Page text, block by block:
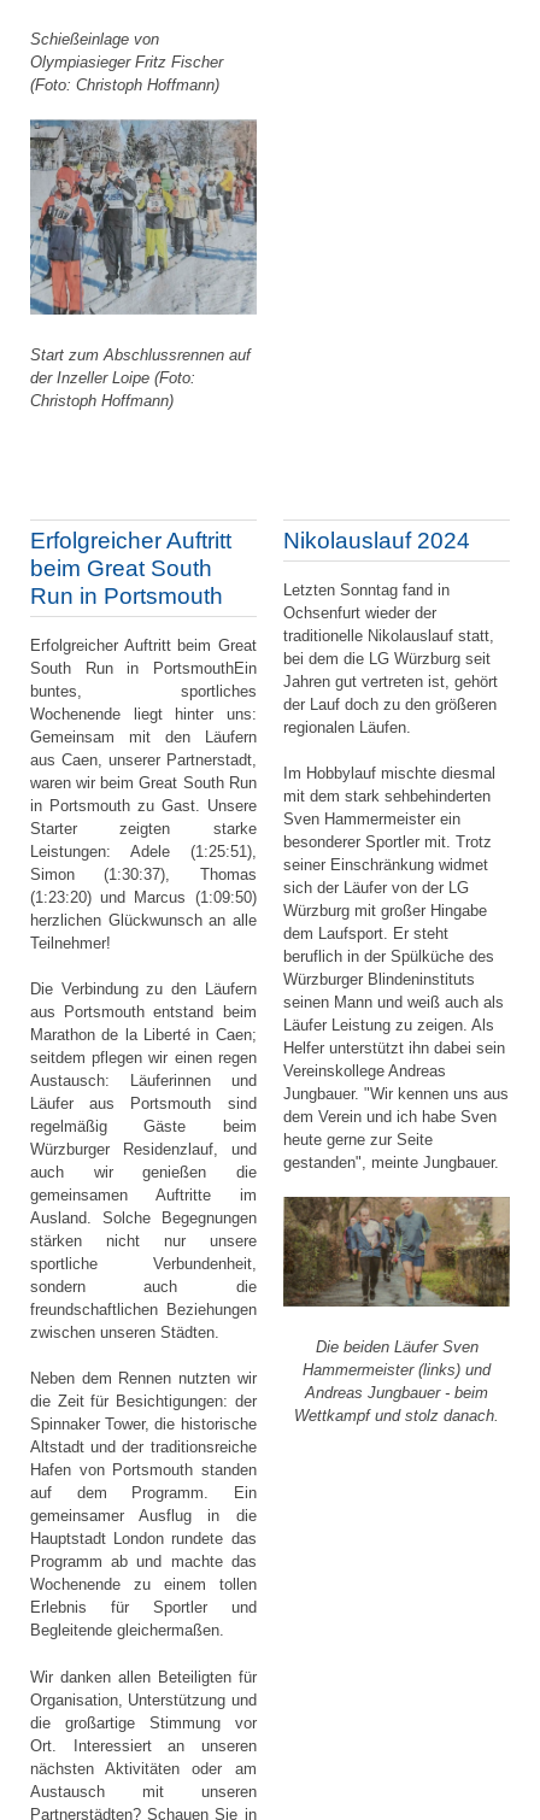
Schießeinlage von
Olympiasieger Fritz Fischer
(Foto: Christoph Hoffmann)
Start zum Abschlussrennen auf
der Inzeller Loipe (Foto:
Christoph Hoffmann)
Erfolgreicher Auftritt
beim Great South
Run in Portsmouth
Erfolgreicher Auftritt beim Great
South Run in PortsmouthEin
buntes, sportliches
Wochenende liegt hinter uns:
Gemeinsam mit den Läufern
aus Caen, unserer Partnerstadt,
waren wir beim Great South Run
in Portsmouth zu Gast. Unsere
Starter zeigten starke
Leistungen: Adele (1:25:51),
Simon (1:30:37), Thomas
(1:23:20) und Marcus (1:09:50)
herzlichen Glückwunsch an alle
Teilnehmer!
Die Verbindung zu den Läufern
aus Portsmouth entstand beim
Marathon de la Liberté in Caen;
seitdem pflegen wir einen regen
Austausch: Läuferinnen und
Läufer aus Portsmouth sind
regelmäßig Gäste beim
Würzburger Residenzlauf, und
auch wir genießen die
gemeinsamen Auftritte im
Ausland. Solche Begegnungen
stärken nicht nur unsere
sportliche Verbundenheit,
sondern auch die
freundschaftlichen Beziehungen
zwischen unseren Städten.
Neben dem Rennen nutzten wir
die Zeit für Besichtigungen: der
Spinnaker Tower, die historische
Altstadt und der traditionsreiche
Hafen von Portsmouth standen
auf dem Programm. Ein
gemeinsamer Ausflug in die
Hauptstadt London rundete das
Programm ab und machte das
Wochenende zu einem tollen
Erlebnis für Sportler und
Begleitende gleichermaßen.
Wir danken allen Beteiligten für
Organisation, Unterstützung und
die großartige Stimmung vor
Ort. Interessiert an unseren
nächsten Aktivitäten oder am
Austausch mit unseren
Partnerstädten? Schauen Sie in
Nikolauslauf 2024
Letzten Sonntag fand in
Ochsenfurt wieder der
traditionelle Nikolauslauf statt,
bei dem die LG Würzburg seit
Jahren gut vertreten ist, gehört
der Lauf doch zu den größeren
regionalen Läufen.
Im Hobbylauf mischte diesmal
mit dem stark sehbehinderten
Sven Hammermeister ein
besonderer Sportler mit. Trotz
seiner Einschränkung widmet
sich der Läufer von der LG
Würzburg mit großer Hingabe
dem Laufsport. Er steht
beruflich in der Spülküche des
Würzburger Blindeninstituts
seinen Mann und weiß auch als
Läufer Leistung zu zeigen. Als
Helfer unterstützt ihn dabei sein
Vereinskollege Andreas
Jungbauer. "Wir kennen uns aus
dem Verein und ich habe Sven
heute gerne zur Seite
gestanden", meinte Jungbauer.
Die beiden Läufer Sven
Hammermeister (links) und
Andreas Jungbauer - beim
Wettkampf und stolz danach.